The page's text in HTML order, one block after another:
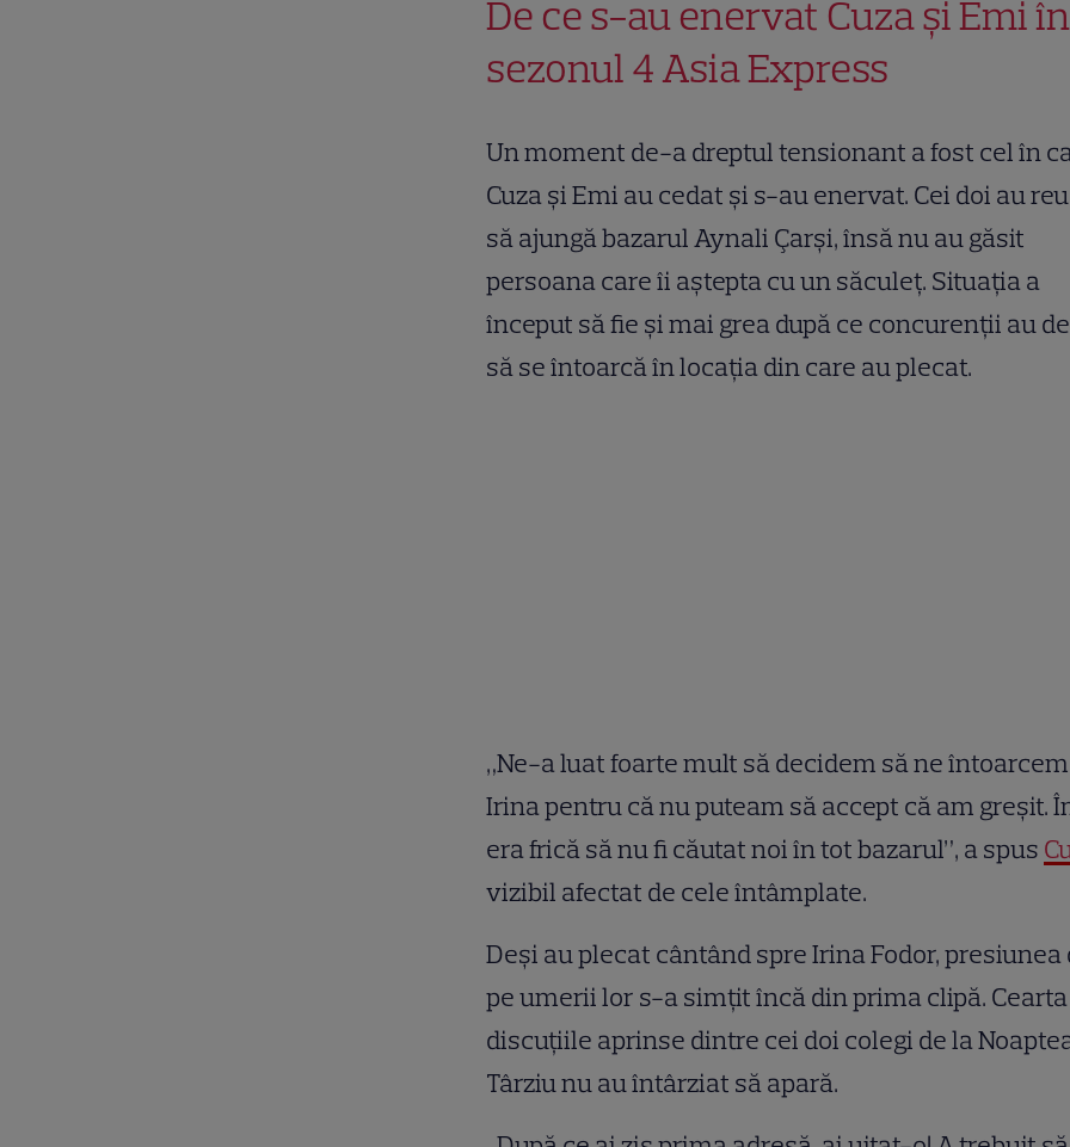
De ce s-au enervat Cuza și Emi în
sezonul 4 Asia Express
Un moment de-a dreptul tensionant a fost cel în
Cuza și Emi au cedat și s-au enervat. Cei doi au
să ajungă bazarul Aynali Çarşi, însă nu au găsit
persoana care îi aștepta cu un săculeț. Situația a
început să fie și mai grea după ce concurenții au
să se întoarcă în locația din care au plecat.
„Ne-a luat foarte mult să decidem să ne
Irina pentru că nu puteam să accept că am greșit.
era frică să nu fi căutat noi în tot bazarul”, a spus
vizibil afectat de cele întâmplate.
Deși au plecat cântând spre Irina Fodor, presiunea
pe umerii lor s-a simțit încă din prima clipă.
discuțiile aprinse dintre cei doi colegi de la
Târziu nu au întârziat să apară.